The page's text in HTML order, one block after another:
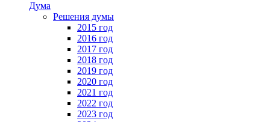
Дума
Решения думы
2015 год
2016 год
2017 год
2018 год
2019 год
2020 год
2021 год
2022 год
2023 год